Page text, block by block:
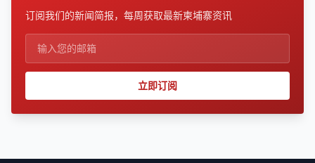
订阅我们的新闻简报，每周获取最新柬埔寨资讯
立即订阅